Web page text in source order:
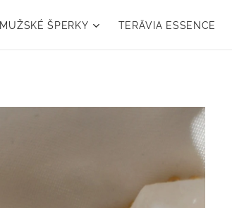
MUŽSKÉ ŠPERKY TERĀVIA ESSENCE